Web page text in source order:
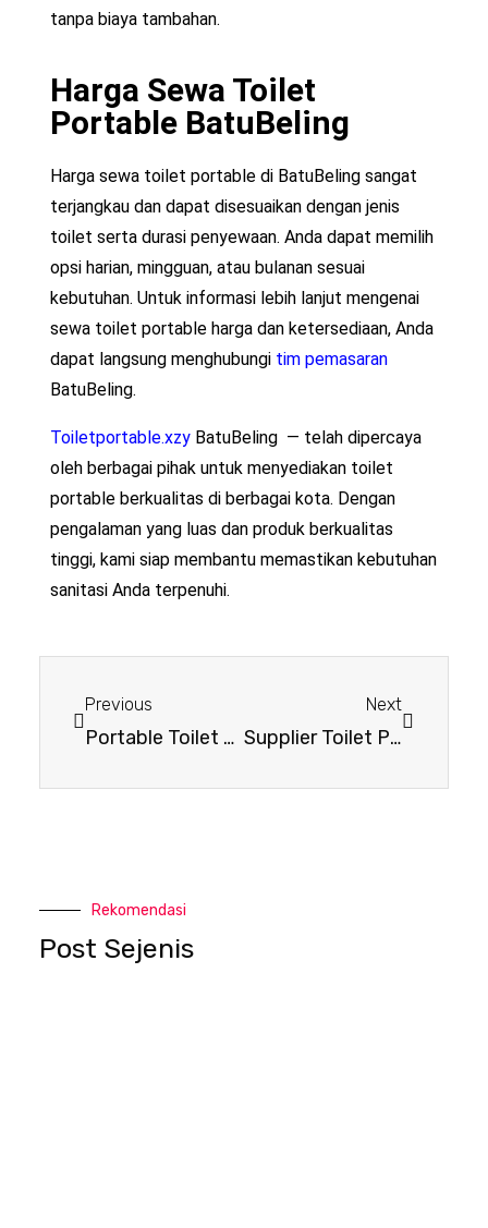
tanpa biaya tambahan.
Harga Sewa Toilet
Portable BatuBeling
Harga sewa toilet portable di BatuBeling sangat
terjangkau dan dapat disesuaikan dengan jenis
toilet serta durasi penyewaan. Anda dapat memilih
opsi harian, mingguan, atau bulanan sesuai
kebutuhan. Untuk informasi lebih lanjut mengenai
sewa toilet portable harga dan ketersediaan, Anda
dapat langsung menghubungi tim pemasaran
BatuBeling.
Toiletportable.xzy BatuBeling — telah dipercaya
oleh berbagai pihak untuk menyediakan toilet
portable berkualitas di berbagai kota. Dengan
pengalaman yang luas dan produk berkualitas
tinggi, kami siap membantu memastikan kebutuhan
sanitasi Anda terpenuhi.
Previous
Portable Toilet Rentals Terbaik No1 Untuk Berbagai Kebutuhan
Next
Supplier Toilet Portable Ekonomis Terbaik no#1 BatuBeling
Rekomendasi
Post Sejenis